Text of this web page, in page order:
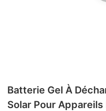
Batterie Gel À
Solar Pour